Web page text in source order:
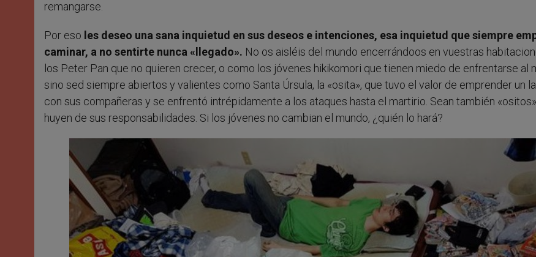
remangarse.
Por eso les deseo una sana inquietud en sus deseos e intenciones, esa inquietud que siempre
caminar, a no sentirte nunca «llegado». No os aisléis del mundo encerrándoos en vuestras
los Peter Pan que no quieren crecer, o como los jóvenes hikikomori que tienen miedo de enfrentarse al
sino sed siempre abiertos y valientes como Santa Úrsula, la «osita», que tuvo el valor de emprender un
con sus compañeras y se enfrentó intrépidamente a los ataques hasta el martirio. Sean también
huyen de sus responsabilidades. Si los jóvenes no cambian el mundo, ¿quién lo hará?